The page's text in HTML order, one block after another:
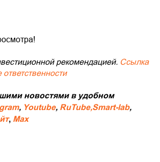
рекомендацией. Ссылка
новостями в удобном
, Youtube, RuTube,Smart-lab,
, Мах